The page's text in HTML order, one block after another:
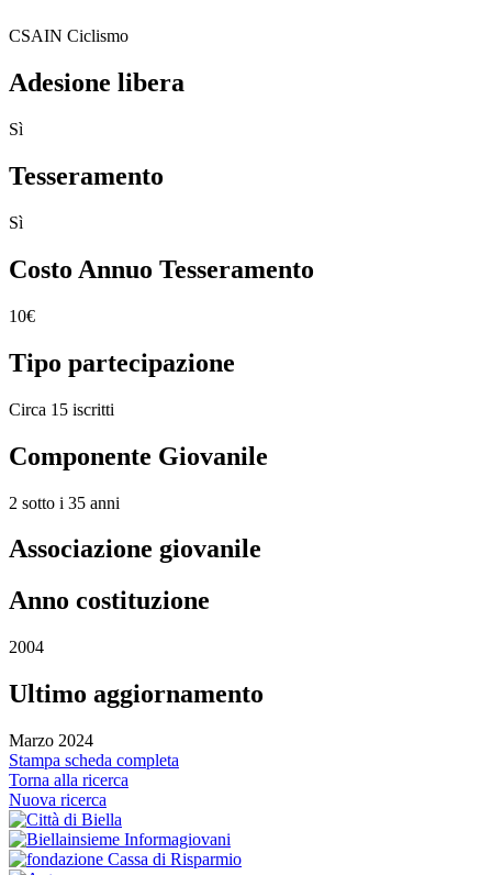
CSAIN Ciclismo
Adesione libera
Sì
Tesseramento
Sì
Costo Annuo Tesseramento
10€
Tipo partecipazione
Circa 15 iscritti
Componente Giovanile
2 sotto i 35 anni
Associazione giovanile
Anno costituzione
2004
Ultimo aggiornamento
Marzo 2024
Stampa scheda completa
Torna alla ricerca
Nuova ricerca